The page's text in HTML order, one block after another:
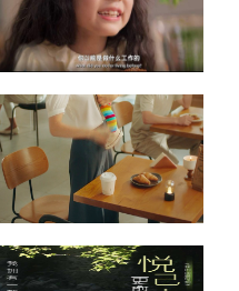
新能源汽车概念片
点击查看》
婴儿推车竖屏广告